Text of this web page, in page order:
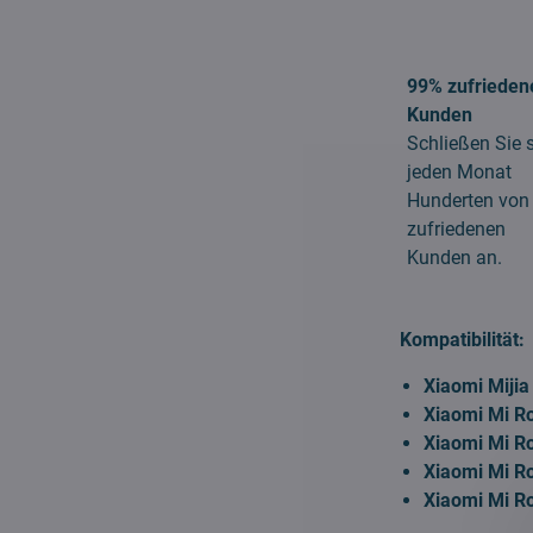
99%
Kunden
Schließen Sie
jeden Monat
Hunderten von
zufriedenen
Kunden an.
Kompatibilität:
Xiaomi Mijia
Xiaomi Mi
Xiaomi Mi
Xiaomi Mi
Xiaomi Mi